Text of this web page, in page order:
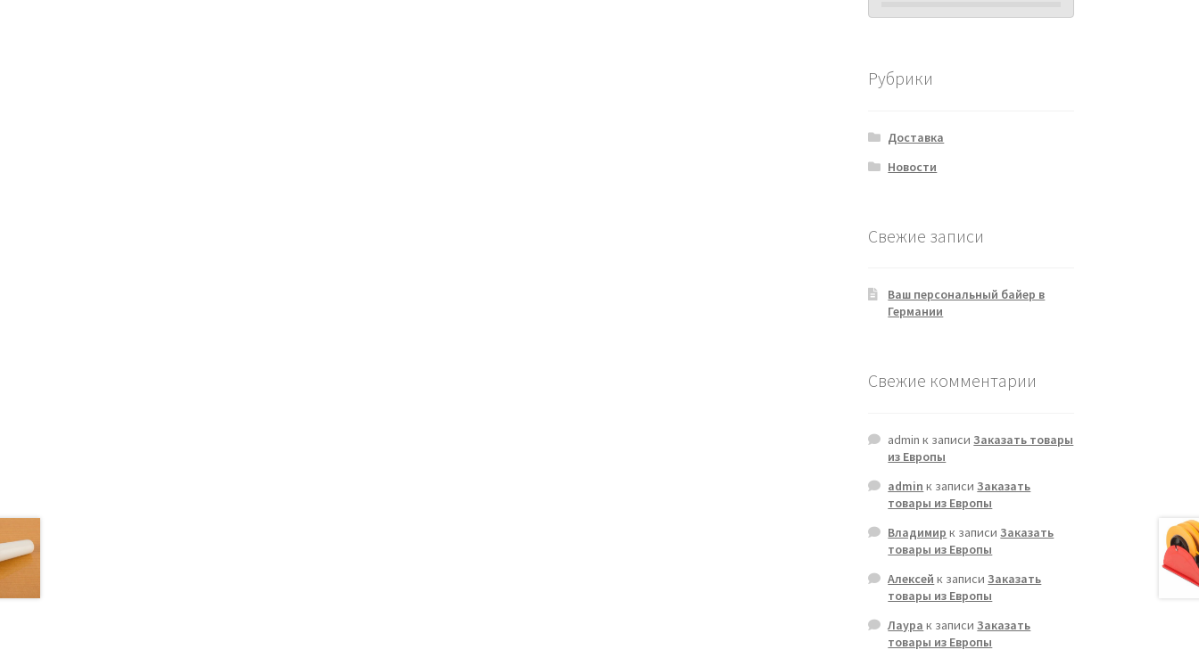
Рубрики
Доставка
Новости
Свежие записи
Ваш персональный байер в
Германии
Свежие комментарии
admin к записиЗаказать товары
из Европы
admin к записиЗаказать
товары из Европы
Владимир к записиЗаказать
товары из Европы
Алексей к записиЗаказать
товары из Европы
Лаура к записиЗаказать
товары из Европы